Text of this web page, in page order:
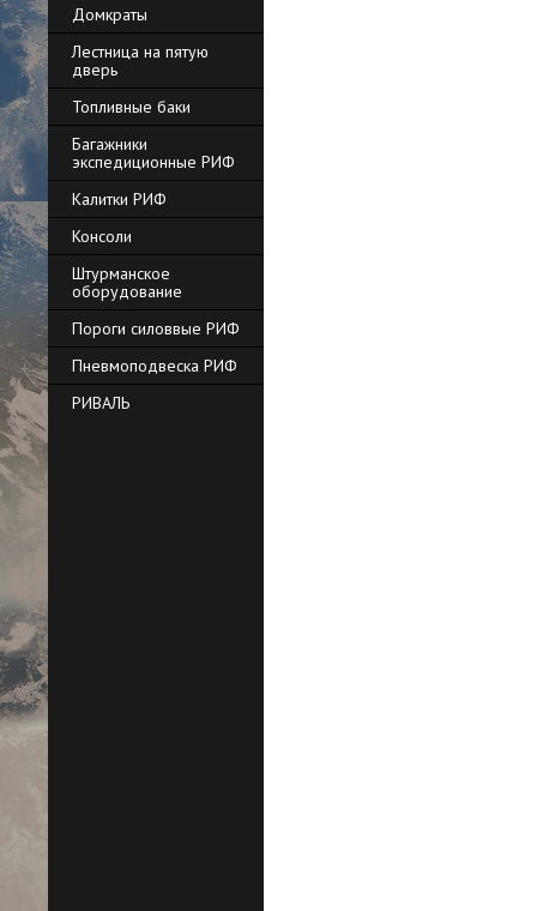
Домкраты
Лестница на пятую
дверь
Топливные баки
Багажники
экспедиционные РИФ
Калитки РИФ
Консоли
Штурманское
оборудование
Пороги силоввые РИФ
Пневмоподвеска РИФ
РИВАЛЬ